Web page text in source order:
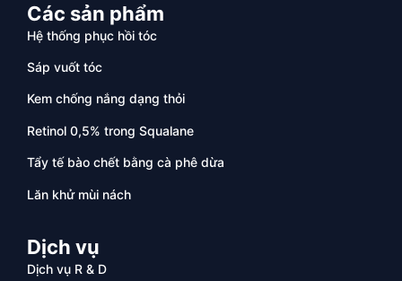
Các sản phẩm
Hệ thống phục hồi tóc
Sáp vuốt tóc
Kem chống nắng dạng thỏi
Retinol 0,5% trong Squalane
Tẩy tế bào chết bằng cà phê dừa
Lăn khử mùi nách
Dịch vụ
Dịch vụ R & D